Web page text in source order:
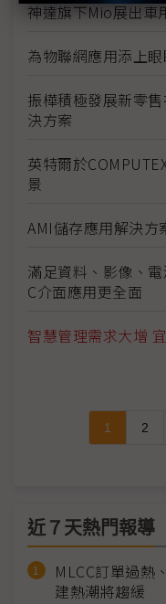
神達旗下Mio展出車
為物聯網應用添上
振樺積極發展新零
決方案
英特爾於
景
AMI儲存應用解決方
滿足資料、影像、
C介面應用更全面
智慧管理需求大增
1 2
近７天熱門報導
MLCC訂單過
建熱潮將趨緩